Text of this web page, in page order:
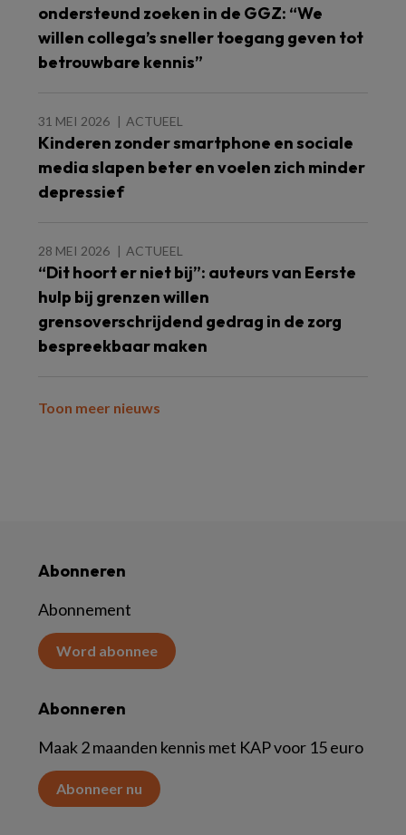
ondersteund zoeken in de GGZ: “We
willen collega’s sneller toegang geven tot
betrouwbare kennis”
31 MEI 2026 ACTUEEL
Kinderen zonder smartphone en sociale
media slapen beter en voelen zich minder
depressief
28 MEI 2026 ACTUEEL
“Dit hoort er niet bij”: auteurs van Eerste
hulp bij grenzen willen
grensoverschrijdend gedrag in de zorg
bespreekbaar maken
Toon meer nieuws
Abonneren
Abonnement
Word abonnee
Abonneren
Maak 2 maanden kennis met KAP voor 15 euro
Abonneer nu